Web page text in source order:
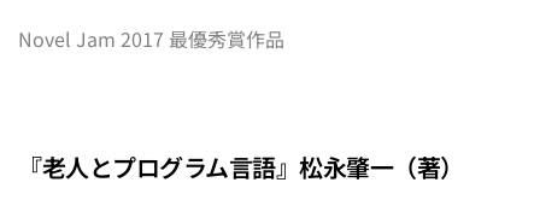
Novel Jam 2017 最優秀賞作品
『老人とプログラム言語』松永肇一（著）